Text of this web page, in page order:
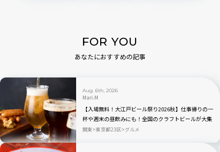
FOR YOU
あなたにおすすめの記事
Aug. 6th, 2026
Mari.M
【入場無料！大江戸ビール祭り2026秋】仕事帰りの一
杯や週末の昼飲みにも！全国のクラフトビールが大集
合｜品川
関東 東京都23区 グルメ